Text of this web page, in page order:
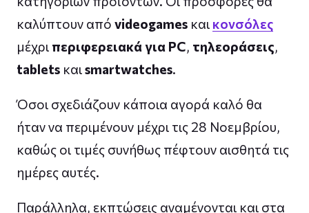
καλύπτουν από videogames και κονσόλες
μέχρι περιφερειακά για PC, τηλεοράσεις,
tablets καιsmartwatches.
Όσοι σχεδιάζουν κάποια αγορά καλό θα
ήταν να περιμένουν μέχρι τις 28 Νοεμβρίου,
καθώς οι τιμές συνήθως πέφτουν αισθητά τις
ημέρες αυτές.
Παράλληλα, εκπτώσεις αναμένονται και στα